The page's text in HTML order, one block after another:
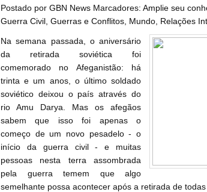
Postado por GBN News Marcadores: Amplie seu
Guerra Civil Guerras e Conflitos Mundo Relações
Na semana passada, o aniversário
da retirada soviética foi
comemorado no Afeganistão: há
trinta e um anos, o último soldado
soviético deixou o país através do
rio Amu Darya. Mas os afegãos
sabem que isso foi apenas o
começo de um novo pesadelo - o
início da guerra civil - e muitas
pessoas nesta terra assombrada
pela guerra temem que algo
semelhante possa acontecer após a retirada de todas